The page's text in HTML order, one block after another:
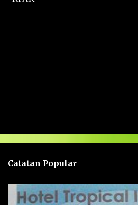
a
n
Catatan Popular